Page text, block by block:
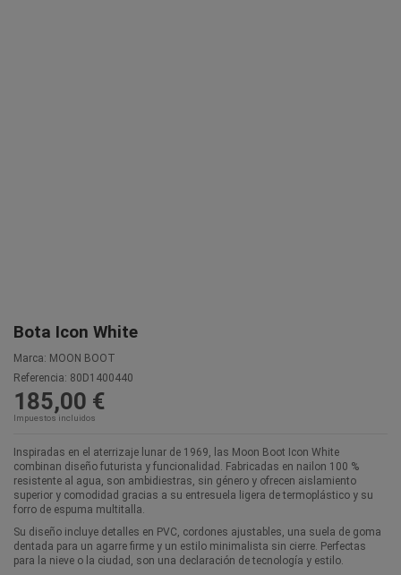
Bota Icon White
Marca: MOON BOOT
Referencia: 80D1400440
185,00 €
Impuestos incluidos
Inspiradas en el aterrizaje lunar de 1969, las Moon Boot Icon White
combinan diseño futurista y funcionalidad. Fabricadas en nailon 100 %
resistente al agua, son ambidiestras, sin género y ofrecen aislamiento
superior y comodidad gracias a su entresuela ligera de termoplástico y su
forro de espuma multitalla.
Su diseño incluye detalles en PVC, cordones ajustables, una suela de goma
dentada para un agarre firme y un estilo minimalista sin cierre. Perfectas
para la nieve o la ciudad, son una declaración de tecnología y estilo.